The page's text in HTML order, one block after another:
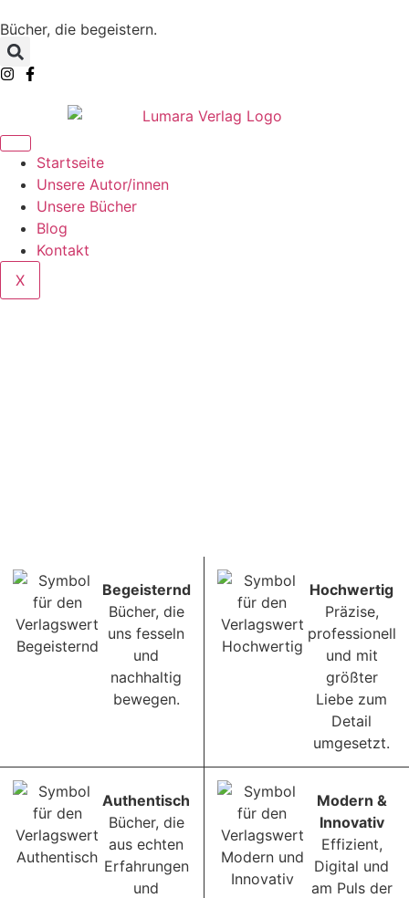
Bücher, die begeistern.
Startseite
Unsere Autor/innen
Unsere Bücher
Blog
Kontakt
X
Begeisternd
Bücher, die
uns fesseln
und
nachhaltig
bewegen.
Hochwertig
Präzise,
professionell
und mit
größter
Liebe zum
Detail
umgesetzt.
Authentisch
Bücher, die
aus echten
Erfahrungen
und
Modern &
Innovativ
Effizient,
Digital und
am Puls der